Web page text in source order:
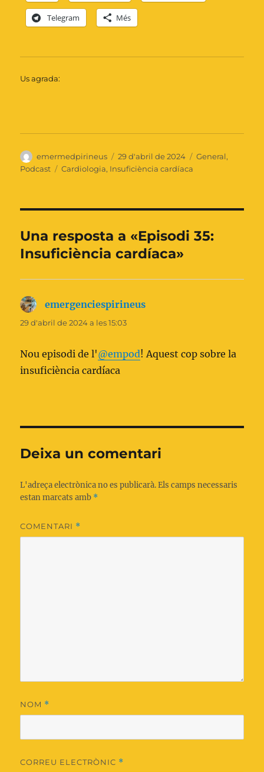
Telegram Més
Us agrada:
Autor
emermedpirineus
Publicat
el
29 d'abril de 2024 Categories
General,
Podcast
Etiquetes
Cardiologia, Insuficiència cardíaca
Una resposta a «Episodi 35:
Insuficiència cardíaca»
emergenciespirineus
29 d'abril de 2024 a les 15:03
Nou episodi de l'@empod! Aquest cop sobre la
insuficiència cardíaca
Deixa un comentari
L'adreça electrònica no es publicarà. Els camps necessaris
estan marcats amb *
COMENTARI *
NOM *
CORREU ELECTRÒNIC *